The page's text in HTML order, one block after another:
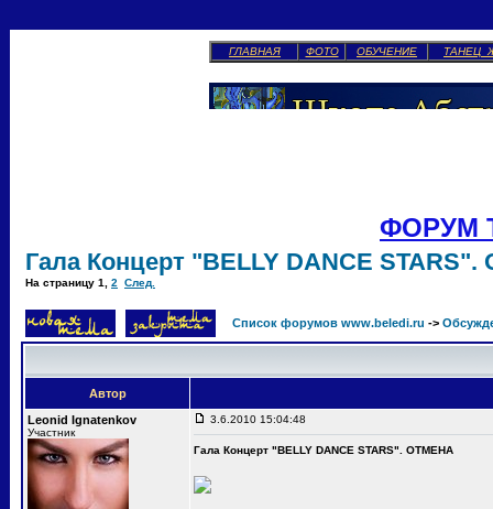
ГЛАВНАЯ ФОТО ОБУЧЕНИЕ ТАНЕЦ
ФОРУМ
Гала Концерт "BELLY DANCE
На страницу 1 2 След.
Список форумов www.beledi.ru ->
Автор
Leonid Ignatenkov
Участник
3.6.2010 15:04:48
Гала Концерт "BELLY DANCE STARS". ОТМЕНА